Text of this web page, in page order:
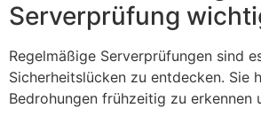
Serverprüfung
Regelmäßige Serverprüfungen sind
Sicherheitslücken zu entdecken. Sie
Bedrohungen frühzeitig zu erkennen